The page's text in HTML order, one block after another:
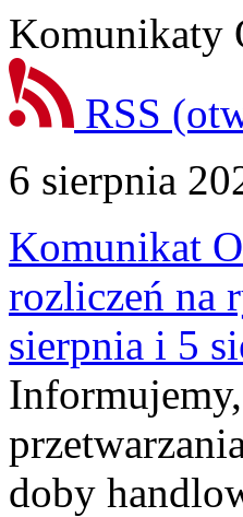
Komunikaty
RSS
6 sierpnia
Komunikat
rozliczeń na
sierpnia i 5
doby